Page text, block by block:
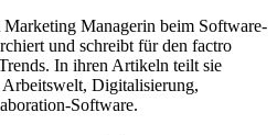
Managerin beim Software-
und schreibt für den factro
In ihren Artikeln teilt sie
Arbeitswelt, Digitalisierung,
Software.